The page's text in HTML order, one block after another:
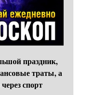
праздник,
траты, а
спорт